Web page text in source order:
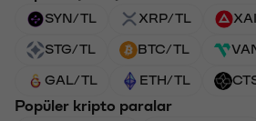
SYN/TL XRP/TL
STG/TL BTC/TL
GAL/TL ETH/TL
Popüler kripto paralar